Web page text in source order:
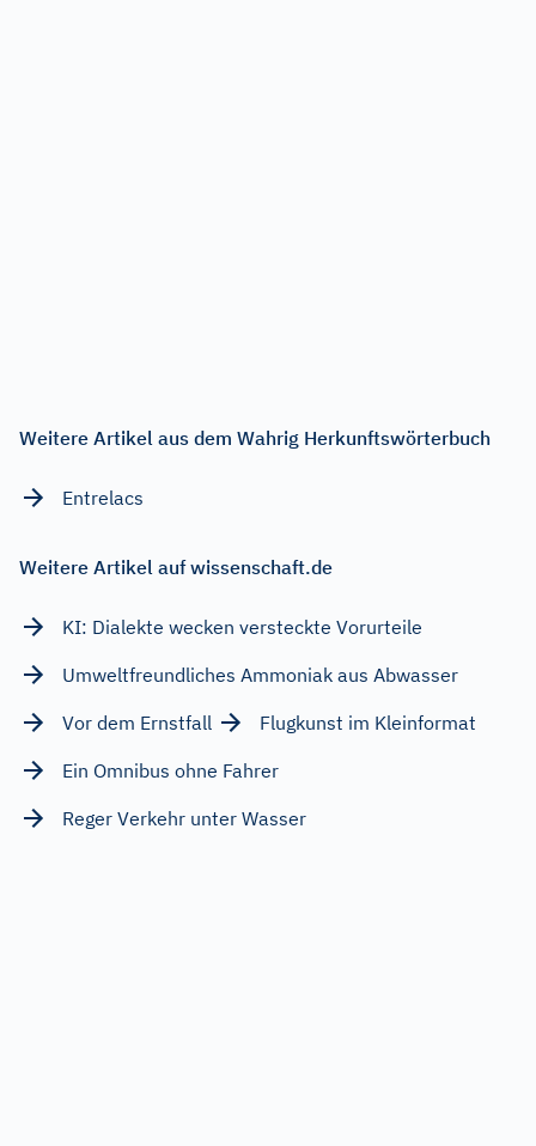
Weitere Artikel aus dem Wahrig Herkunftswörterbuch
Entrelacs
Weitere Artikel auf wissenschaft.de
KI: Dialekte wecken versteckte Vorurteile
Umweltfreundliches Ammoniak aus Abwasser
Vor dem Ernstfall
Flugkunst im Kleinformat
Ein Omnibus ohne Fahrer
Reger Verkehr unter Wasser